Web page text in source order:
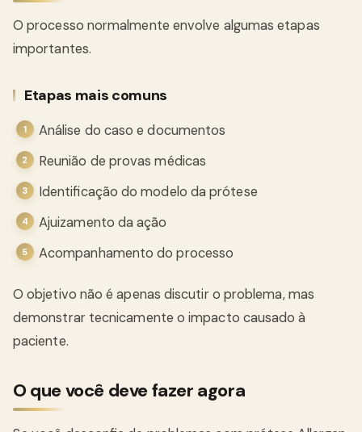
O processo normalmente envolve algumas etapas
importantes.
Etapas mais comuns
Análise do caso e documentos
Reunião de provas médicas
Identificação do modelo da prótese
Ajuizamento da ação
Acompanhamento do processo
O objetivo não é apenas discutir o problema, mas
demonstrar tecnicamente o impacto causado à
paciente.
O que você deve fazer agora